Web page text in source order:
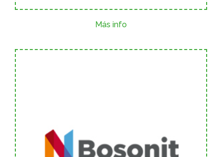
Más info